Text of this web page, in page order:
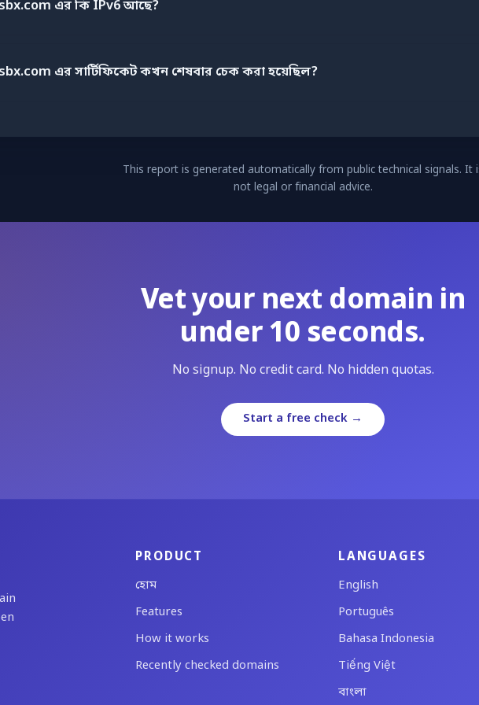
এর কি IPv6 আছে?
এর সার্টিফিকেট কখন শেষবার চেক করা হয়েছিল?
This report is generated automatically from public technical signals. It
not legal or financial advice.
Vet your next domain in
under 10 seconds.
No signup. No credit card. No hidden quotas.
Start a free check →
PRODUCT
হোম
Features
How it works
Recently checked domains
LANGUAGES
English
Português
Bahasa Indonesia
Tiếng Việt
বাংলা